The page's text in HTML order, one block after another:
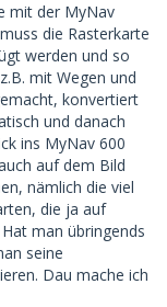
mit der MyNav
die Rasterkarte
werden und so
mit Wegen und
konvertiert
und danach
ins MyNav 600
auf dem Bild
nämlich die viel
die ja auf
man übringends
seine
Dau mache ich